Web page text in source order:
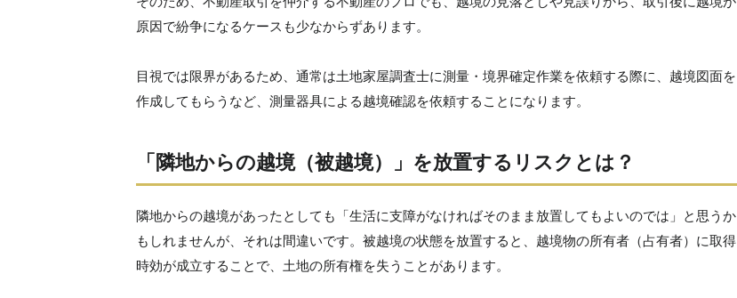
原因で紛争になるケースも少なからずあります。
目視では限界があるため、通常は土地家屋調査士に測量・境界確定作業を依頼する際に、越境図面を
作成してもらうなど、測量器具による越境確認を依頼することになります。
「隣地からの越境（被越境）」を放置するリスクとは？
隣地からの越境があったとしても「生活に支障がなければそのまま放置してもよいのでは」と思うか
もしれませんが、それは間違いです。被越境の状態を放置すると、越境物の所有者（占有者）に取得
時効が成立することで、土地の所有権を失うことがあります。